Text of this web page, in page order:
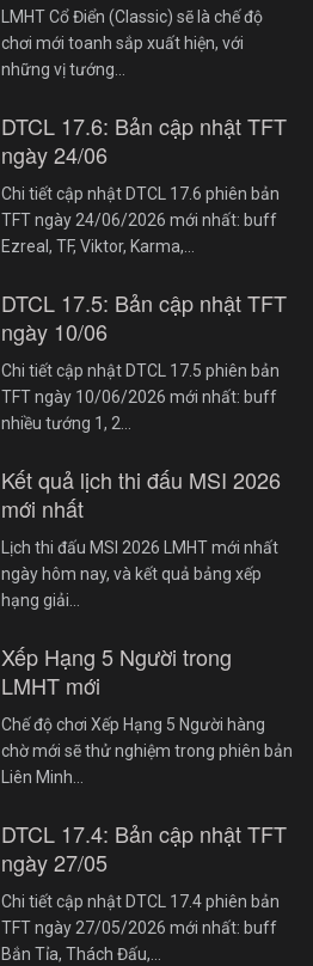
LMHT Cổ Điển (Classic) sẽ là chế độ
chơi mới toanh sắp xuất hiện, với
những vị tướng…
DTCL 17.6: Bản cập nhật TFT
ngày 24/06
Chi tiết cập nhật DTCL 17.6 phiên bản
TFT ngày 24/06/2026 mới nhất: buff
Ezreal, TF, Viktor, Karma,…
DTCL 17.5: Bản cập nhật TFT
ngày 10/06
Chi tiết cập nhật DTCL 17.5 phiên bản
TFT ngày 10/06/2026 mới nhất: buff
nhiều tướng 1, 2…
Kết quả lịch thi đấu MSI 2026
mới nhất
Lịch thi đấu MSI 2026 LMHT mới nhất
ngày hôm nay, và kết quả bảng xếp
hạng giải…
Xếp Hạng 5 Người trong
LMHT mới
Chế độ chơi Xếp Hạng 5 Người hàng
chờ mới sẽ thử nghiệm trong phiên bản
Liên Minh…
DTCL 17.4: Bản cập nhật TFT
ngày 27/05
Chi tiết cập nhật DTCL 17.4 phiên bản
TFT ngày 27/05/2026 mới nhất: buff
Bắn Tỉa, Thách Đấu,…